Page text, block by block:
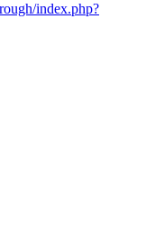
index.php?